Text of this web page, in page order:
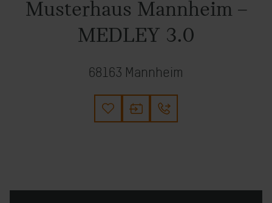
Musterhaus Mannheim –
MEDLEY 3.0
68163 Mannheim